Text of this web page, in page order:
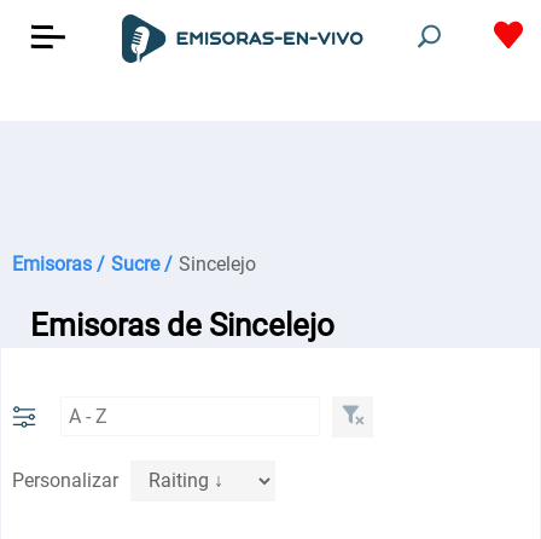
Emisoras / Sucre / Sincelejo
Emisoras de Sincelejo
Personalizar